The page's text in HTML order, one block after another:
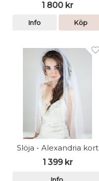
1 800 kr
Info Köp
Slöja - Alexandria kort
1 399 kr
Info